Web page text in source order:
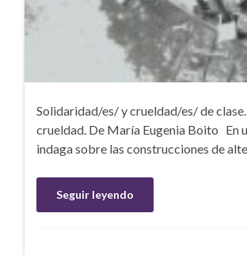
Solidaridad/es/ y crueldad/es/ de
crueldad. De María Eugenia Boito En
indaga sobre las construcciones de
Seguir leyendo